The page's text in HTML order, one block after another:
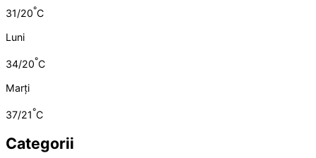
31/20°C
Luni
34/20°C
Marți
37/21°C
Categorii